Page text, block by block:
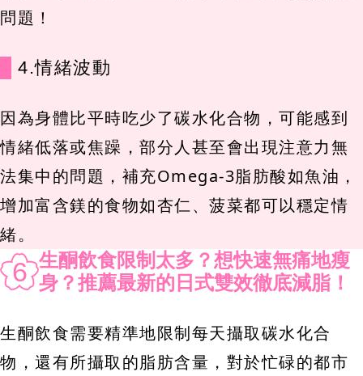
問題！
4.情緒波動
因為身體比平時吃少了碳水化合物，可能感到
情緒低落或焦躁，部分人甚至會出現注意力無
法集中的問題，補充Omega-3脂肪酸如魚油，
增加富含鎂的食物如杏仁、菠菜都可以穩定情
緒。
6 生酮飲食限制太多？想快速無痛地瘦
身？推薦最新的日式雙效徹底減脂！
生酮飲食需要精準地限制每天攝取碳水化合
物，還有所攝取的脂肪含量，對於忙碌的都市